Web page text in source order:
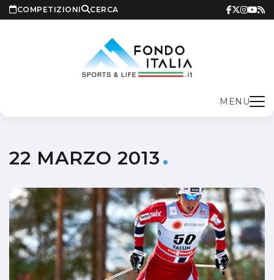
COMPETIZIONI CERCA
MENU
22 MARZO 2013